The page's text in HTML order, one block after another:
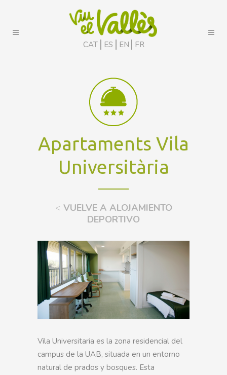
CAT ES EN FR
Apartaments Vila
Universitària
< VUELVE A ALOJAMIENTO
DEPORTIVO
Vila Universitaria es la zona residencial del
campus de la UAB, situada en un entorno
natural de prados y bosques. Esta